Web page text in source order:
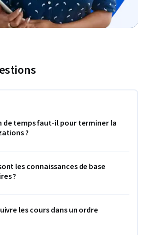
de temps faut-il pour terminer la
?
les connaissances de base
?
les cours dans un ordre